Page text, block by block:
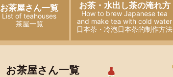
お茶屋さん一覧
List of teahouses
茶屋一覧
お茶・水出し茶の淹れ方
How to brew Japanese tea
and make tea with cold water
日本茶・冷泡日本茶的制作方法
お茶屋さん一覧